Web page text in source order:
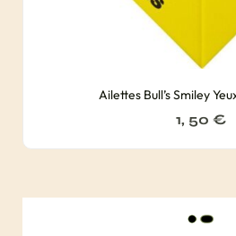
Ailettes Bull’s Smiley
1, 50 €